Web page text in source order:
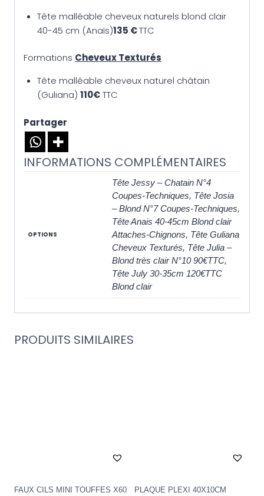
Tête malléable cheveux naturels blond clair
40-45 cm (Anaïs)135 €TTC
Formations Cheveux Texturés
Tête malléable cheveux naturel châtain
(Guliana) 110€TTC
Partager
INFORMATIONS COMPLÉMENTAIRES
OPTIONS
Tête Jessy – Chatain N°4
Coupes-Techniques, Tête Josia
– Blond N°7 Coupes-Techniques,
Tête Anais 40-45cm Blond clair
Attaches-Chignons, Tête Guliana
Cheveux Texturés, Tête Julia –
Blond très clair N°10 90€TTC,
Tête July 30-35cm 120€TTC
Blond clair
PRODUITS SIMILAIRES
FAUX CILS MINI TOUFFES X60
PLAQUE PLEXI 40X10CM